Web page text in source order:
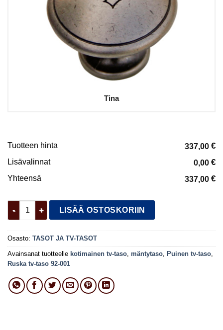
Tina
Tuotteen hinta 337,00 €
Lisävalinnat 0,00 €
Yhteensä 337,00 €
Ruska tv-taso 92-001 määrä
LISÄÄ OSTOSKORIIN
Osasto: TASOT JA TV-TASOT
Avainsanat tuotteelle kotimainen tv-taso mäntytaso Puinen tv-taso
Ruska tv-taso 92-001